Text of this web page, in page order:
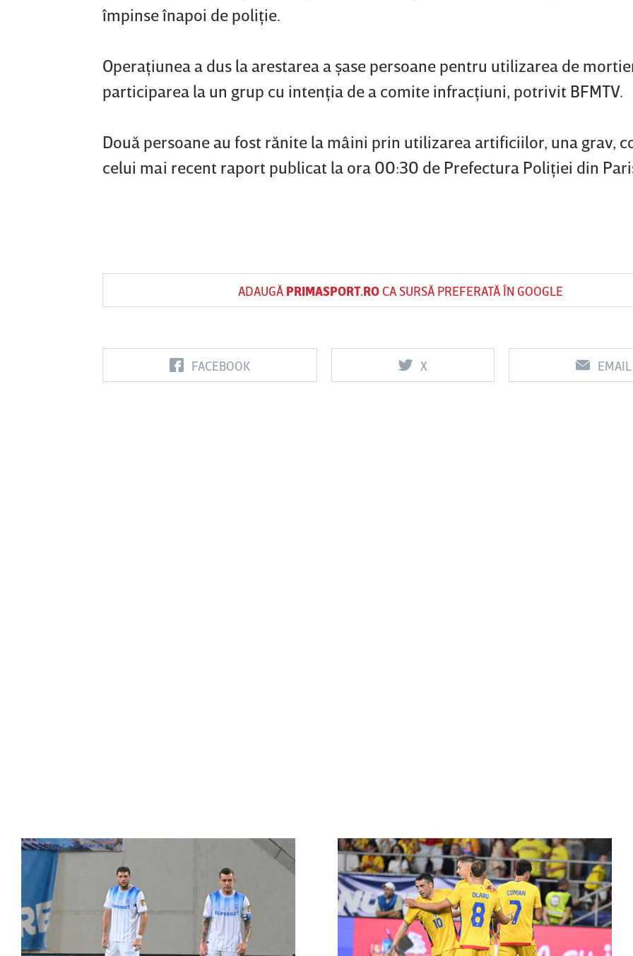
împinse înapoi de poliţie.
Operaţiunea a dus la arestarea a şase persoane pentru utilizarea de
participarea la un grup cu intenţia de a comite infracţiuni, potrivit BFMTV.
Două persoane au fost rănite la mâini prin utilizarea artificiilor, una grav,
celui mai recent raport publicat la ora 00:30 de Prefectura Poliţiei din
ADAUGĂ PRIMASPORT.ROCA SURSĂ PREFERATĂ ÎN GOOGLE
FACEBOOK X EMAIL